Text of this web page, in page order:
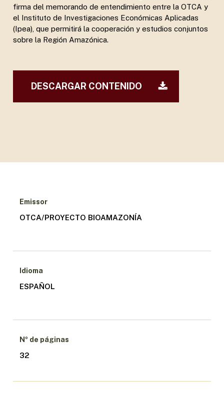
firma del memorando de entendimiento entre la OTCA y
el Instituto de Investigaciones Económicas Aplicadas
(Ipea), que permitirá la cooperación y estudios conjuntos
sobre la Región Amazónica.
DESCARGAR CONTENIDO
Emissor
OTCA/PROYECTO BIOAMAZONÍA
Idioma
ESPAÑOL
Nº de páginas
32